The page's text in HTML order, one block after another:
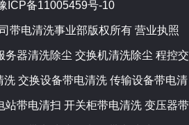
ICP备11005459号-10
带电清洗事业部版权所有 营业执照
务器清洗除尘 交换机清洗除尘 程控交
交换设备带电清洗 传输设备带电清
站带电清扫 开关柜带电清洗 变压器带